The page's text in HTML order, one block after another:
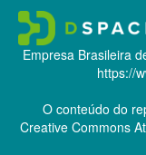
Empresa Brasileira
https://
O conteúdo do
Creative Commons